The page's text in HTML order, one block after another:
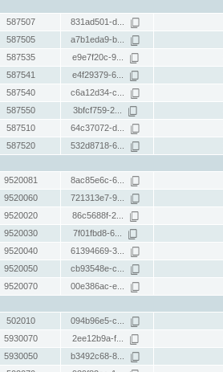
587507 831ad501-d...
587505 a7b1eda9-b...
587535 e9e7f20c-9...
587541 e4f29379-6...
587540 c6a12d34-c...
587550 3bfcf759-2...
587510 64c37072-d...
587520 532d8718-6...
9520081 8ac85e6c-6...
9520060 721313e7-9...
9520020 86c5688f-2...
9520030 7f01fbd8-6...
9520040 61394669-3...
9520050 cb93548e-c...
9520070 00e386ac-e...
502010 094b96e5-c...
5930070 2ee12b9a-f...
5930050 b3492c68-8...